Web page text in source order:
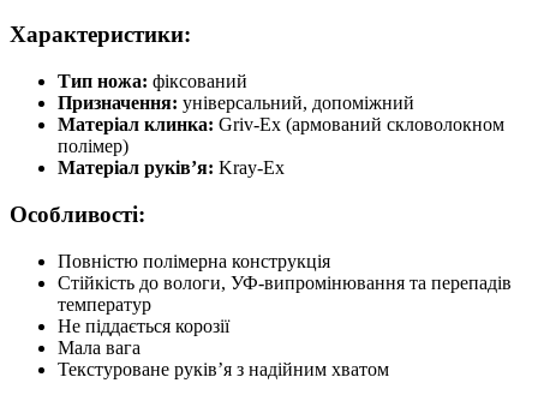
Характеристики:
Тип ножа: фіксований
Призначення: універсальний, допоміжний
Матеріал клинка: Griv-Ex (армований скловолокном
полімер)
Матеріал руків’я: Kray-Ex
Особливості:
Повністю полімерна конструкція
Стійкість до вологи, УФ-випромінювання та перепадів
температур
Не піддається корозії
Мала вага
Текстуроване руків’я з надійним хватом